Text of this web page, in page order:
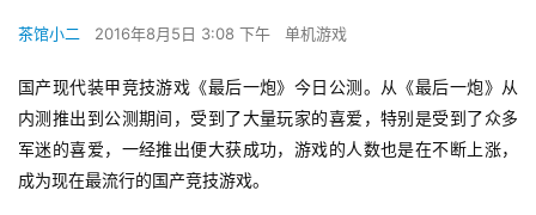
茶馆小二 2016年8月5日 3:08 下午 单机游戏
国产现代装甲竞技游戏《最后一炮》今日公测。从《最后一炮》从
内测推出到公测期间，受到了大量玩家的喜爱，特别是受到了众多
军迷的喜爱，一经推出便大获成功，游戏的人数也是在不断上涨，
成为现在最流行的国产竞技游戏。